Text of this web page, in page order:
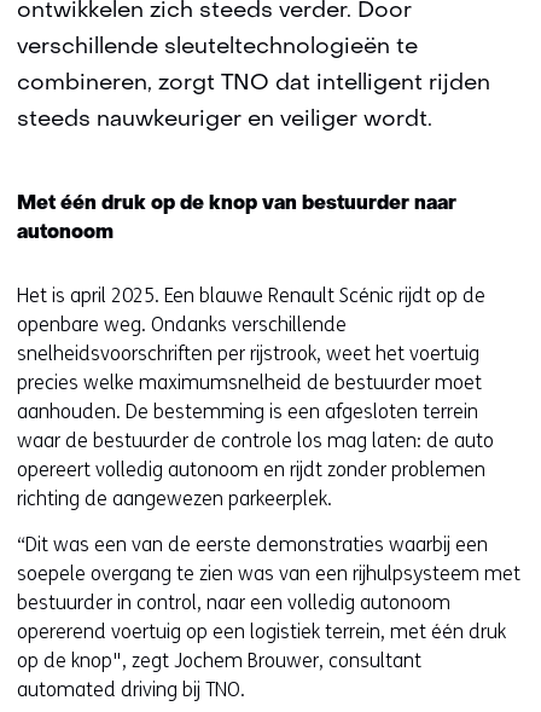
ontwikkelen zich steeds verder. Door
verschillende sleuteltechnologieën te
combineren, zorgt TNO dat intelligent rijden
steeds nauwkeuriger en veiliger wordt.
Met één druk op de knop van bestuurder naar
autonoom
Het is april 2025. Een blauwe Renault Scénic rijdt op de
openbare weg. Ondanks verschillende
snelheidsvoorschriften per rijstrook, weet het voertuig
precies welke maximumsnelheid de bestuurder moet
aanhouden. De bestemming is een afgesloten terrein
waar de bestuurder de controle los mag laten: de auto
opereert volledig autonoom en rijdt zonder problemen
richting de aangewezen parkeerplek.
“Dit was een van de eerste demonstraties waarbij een
soepele overgang te zien was van een rijhulpsysteem met
bestuurder in control, naar een volledig autonoom
opererend voertuig op een logistiek terrein, met één druk
op de knop", zegt Jochem Brouwer, consultant
automated driving bij TNO.